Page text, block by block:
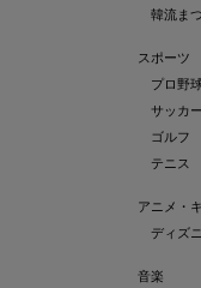
韓流まつ
スポーツ
プロ野
サッカー
ゴルフ
テニス
アニメ・
ディズ
音楽